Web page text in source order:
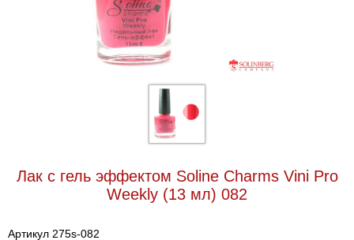
Лак с гель эффектом Soline Charms Vini Pro
Weekly (13 мл) 082
Артикул 275s-082